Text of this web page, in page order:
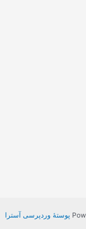
پوستهٔ وردپرسی آسترا